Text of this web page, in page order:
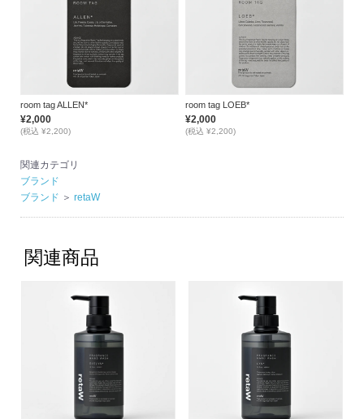
room tag ALLEN*
¥2,000
(税込 ¥2,200)
room tag LOEB*
¥2,000
(税込 ¥2,200)
関連カテゴリ
ブランド
ブランド ＞ retaW
関連商品